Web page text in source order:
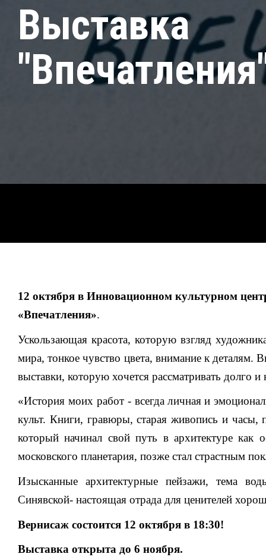
Выставка
12 октября в Инновационном культурном
«Впечатления».
Ускользающая красота, которую взгляд
мира, тонкое чувство цвета, внимание к деталям.
выставки, которую хочется рассматривать долго и
«История моих работ - всегда личная и
культ. Книги, гравюры, старая живопись и часы,
который начинал свой путь в архитектуре
московского планетария, позже стал страстным
Изысканные архитектурные пейзажи, тема
Синявской- настоящая отрада для ценителей
Вернисаж состоится 12 октября в 18:30!
Выставка открыта до 6 ноября.